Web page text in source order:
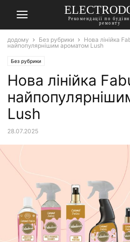
Рекомендації по
ремонту
додому Без рубрики
Нова лінійка
найпопулярнішим ароматом Lush
Без рубрики
Нова лінійка
Lush
28.07.2025